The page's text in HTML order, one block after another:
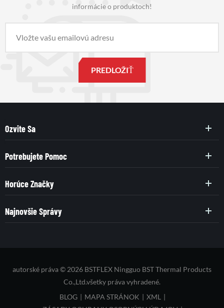
informácie o produktoch!
Ozvite Sa
Potrebujete Pomoc
Horúce Značky
Najnovšie Správy
autorské práva © 2026 BSTFLEX Ningguo BST Thermal Products
Co.,Ltd.všetky práva vyhradené.
BLOG | MAPA STRÁNOK | XML |